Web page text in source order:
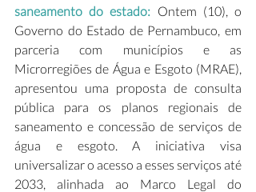
saneamento do estado: Ontem (10), o
Governo do Estado de Pernambuco, em
parceria com municípios e as
Microrregiões de Água e Esgoto (MRAE),
apresentou uma proposta de consulta
pública para os planos regionais de
saneamento e concessão de serviços de
água e esgoto. A iniciativa visa
universalizar o acesso a esses serviços até
2033, alinhada ao Marco Legal do